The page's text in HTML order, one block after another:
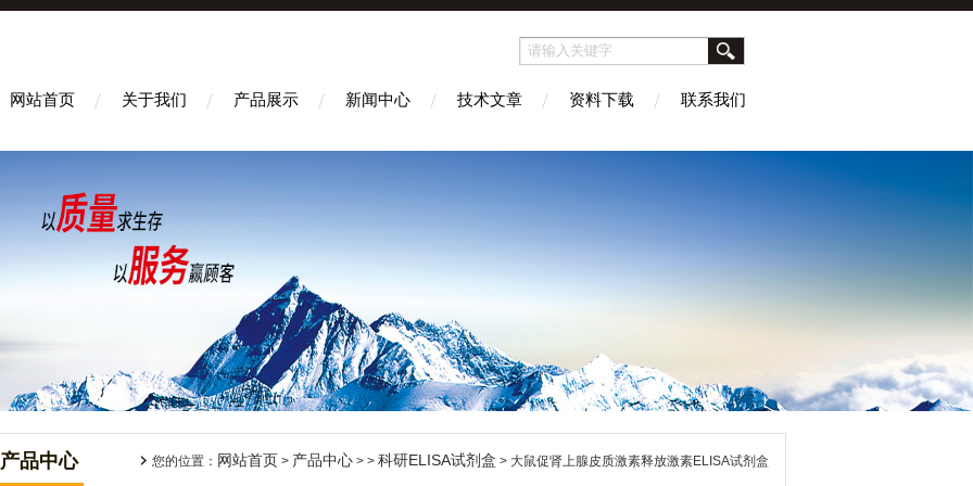
网站首页 关于我们 产品展示 新闻中心 技术文章 资料下载 联系我们
产品中心 您的位置： 网站首页 > 产品中心 > > 科研ELISA试剂盒 > 大鼠促肾上腺皮质激素释放激素ELISA试剂盒